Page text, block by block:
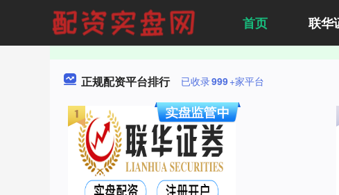
首页 联华
正规配资平台排行 已收录999+家平台